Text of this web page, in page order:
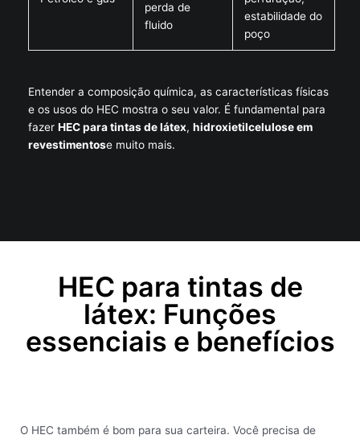
perda de
fluido
estabilidade do
poço
Entender a composição química, as características físicas
e os usos do HEC mostra o seu valor. É fundamental para
fazer HEC para tintas de látex, hidroxietilcelulose em
revestimentose muito mais.
HEC para tintas de
látex: Funções
essenciais e benefícios
O HEC também é bom para sua carteira. Você precisa de